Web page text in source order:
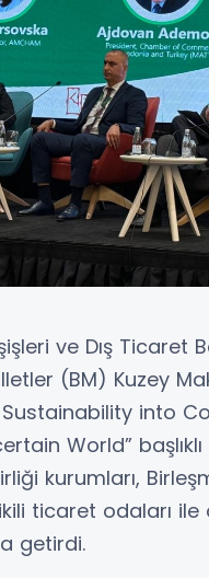
ve Dış Ticaret
(BM) Kuzey
into
World”
kurumları,
ticaret odaları
getirdi.